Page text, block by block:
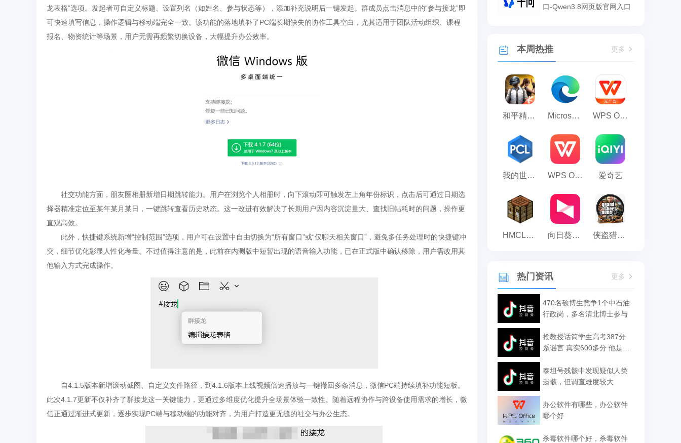
龙表格”选项。发起者可自定义标题、设置列名（如姓名、参与状态等），添加补充说明后一键发起。群成员点击消息中的“参与接龙”即
可快速填写信息，操作逻辑与移动端完全一致。该功能的落地填补了PC端长期缺失的协作工具空白，尤其适用于团队活动组织、课程
报名、物资统计等场景，用户无需再频繁切换设备，大幅提升办公效率。
社交功能方面，朋友圈相册新增日期跳转能力。用户在浏览个人相册时，向下滚动即可触发左上角年份标识，点击后可通过日期选
择器精准定位至某年某月某日，一键跳转查看历史动态。这一改进有效解决了长期用户因内容沉淀量大、查找旧帖耗时的问题，操作更
直观高效。
此外，快捷键系统新增“控制范围”选项，用户可在设置中自由切换为“所有窗口”或“仅聊天相关窗口”，避免多任务处理时的快捷键冲
突，细节优化彰显人性化考量。不过值得注意的是，此前在内测版中短暂出现的语音输入功能，已在正式版中确认移除，用户需改用其
他输入方式完成操作。
自4.1.5版本新增滚动截图、自定义文件路径，到4.1.6版本上线视频倍速播放与一键撤回多条消息，微信PC端持续填补功能短板。
此次4.1.7更新不仅补齐了群接龙这一关键能力，更通过多维度优化提升全场景体验一致性。随着远程协作与跨设备使用需求的增长，微
信正通过渐进式更新，逐步实现PC端与移动端的功能对齐，为用户打造更无缝的社交与办公生态。
口-Qwen3.8网页版官网入口
本周热推 更多
和平精英模拟器应用宝版 Microsoft Edge浏览器 WPS Office
我的世界PCL2启动器 WPS Office 2023 爱奇艺
HMCL启动器 向日葵远程控制 侠盗猎车手:罪恶都市之侠盗无双
热门资讯 更多
470名硕博生竞争1个中石油
行政岗，多名清北博士参与
抢教授话筒学生高考387分
系谣言 真实600多分 他是学
泰坦号残骸中发现疑似人类
遗骸，但调查难度较大
办公软件有哪些，办公软件
哪个好
杀毒软件哪个好，杀毒软件